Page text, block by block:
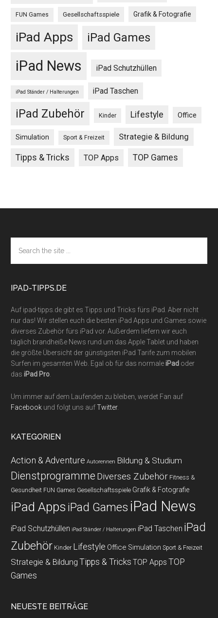
FUN Games Gesellschaftsspiele Grafik & Fotografie
iPad Apps iPad Games
iPad News iPad Schutzhüllen
iPad Ständer / Halterungen iPad Taschen
iPad Zubehör Kinder Lifestyle Office
Simulation Sport & Freizeit Strategie & Bildung
Tipps & Tricks TOP Apps TOP Games
Footer
the
site
IPAD-TIPPS.DE
Auf ipad-tipps.de gibt es Tipps und Tricks fürs iPad. Aber nicht
nur das! Wir stellen euch die besten iPad Apps und Games sowie
diverses Zubehör fürs iPad vor. Außerdem liefern wir euch
täglich brandheiße News rund um das Apple Tablet und haben
die größte Übersicht der günstigsten iPad Tarife zum mobilen
Surfen im gesamten Web. Egal ob für das normaleiPad oder
dasiPad Pro
Um immer auf dem Laufenden zu bleiben, werdet Fan auf
Facebook und folgt uns aufTwitter.
KATEGORIEN
Action & Adventure Autorennen Bildung & Studium
Dienstprogramme Diverses Zubehör Fitness &
Gesundheit FUN Games Gesellschaftsspiele Grafik & Fotografie
iPad Apps iPad Games iPad News
iPad Schutzhüllen iPad Ständer / Halterungen iPad Taschen iPad
Zubehör Kinder Lifestyle Office Simulation Sport & Freizeit
Strategie & Bildung Tipps & Tricks TOP Apps TOP
Games
NEUESTE BEITRÄGE